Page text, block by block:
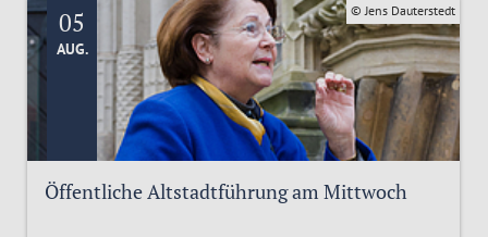
05
AUG.
© Jens Dauterstedt
Öffentliche Altstadtführung am Mittwoch